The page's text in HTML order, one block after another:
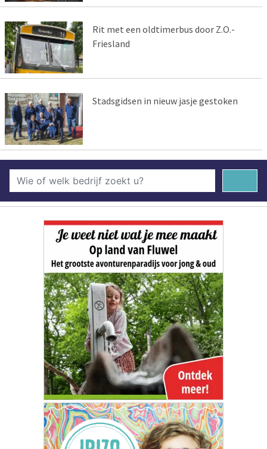
Rit met een oldtimerbus door Z.O.-
Friesland
Stadsgidsen in nieuw jasje gestoken